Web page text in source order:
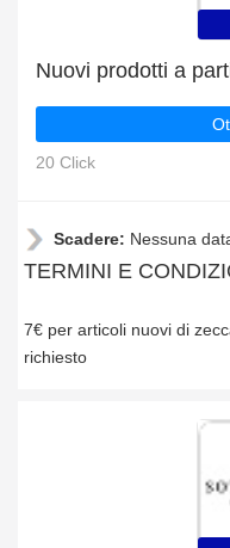
Nuovi prodotti a
20 Click
Scadere: Nessuna
TERMINI E
7€ per articoli nuovi di
richiesto